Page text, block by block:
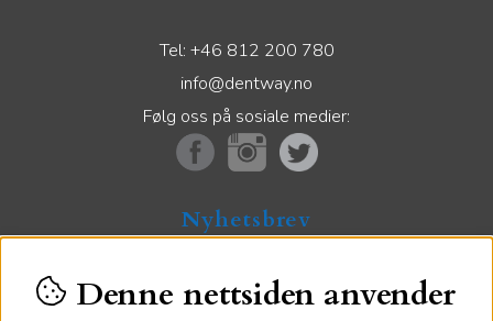
Tel: +46 812 200 780
info@dentway.no
Følg oss på sosiale medier:
Nyhetsbrev
spesialtilbud.
Denne nettsiden anvender